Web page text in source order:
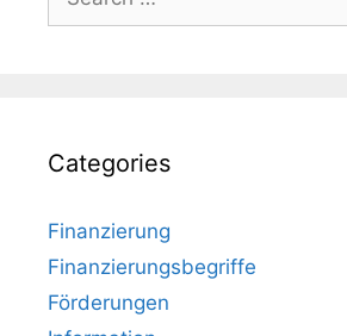
for:
Categories
Finanzierung
Finanzierungsbegriffe
Förderungen